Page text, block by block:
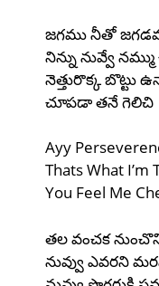
జగము నీతో
నిన్ను నువ్వే
నెత్తురొక్క బొట్టు
చూపడా తనే గెలిచి
Ayy
Thats What I’m
You Feel Me
తల వంచక
నువ్వు ఎవరని